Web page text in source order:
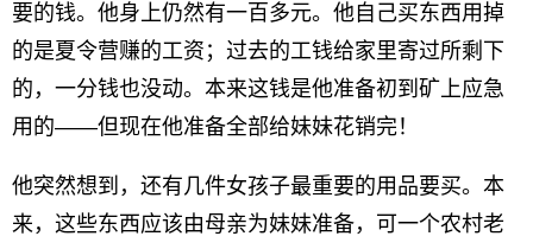
要的钱。他身上仍然有一百多元。他自己买东西用掉
的是夏令营赚的工资；过去的工钱给家里寄过所剩下
的，一分钱也没动。本来这钱是他准备初到矿上应急
用的——但现在他准备全部给妹妹花销完！
他突然想到，还有几件女孩子最重要的用品要买。本
来，这些东西应该由母亲为妹妹准备，可一个农村老